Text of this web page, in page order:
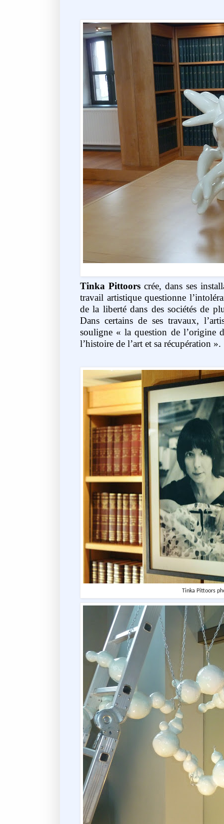
Tinka Pittoors crée, dans ses
travail artistique questionne
de la liberté dans des sociétés de
Dans certains de ses travaux,
souligne « la question de l’origine
l’histoire de l’art et sa récupération ».
Tinka Pittoors